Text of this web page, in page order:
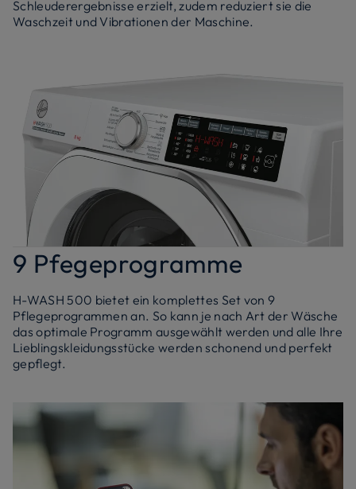
Schleuderergebnisse erzielt, zudem reduziert sie die
Waschzeit und Vibrationen der Maschine.
9 Pfegeprogramme
H-WASH 500 bietet ein komplettes Set von 9
Pflegeprogrammen an. So kann je nach Art der Wäsche
das optimale Programm ausgewählt werden und alle Ihre
Lieblingskleidungsstücke werden schonend und perfekt
gepflegt.